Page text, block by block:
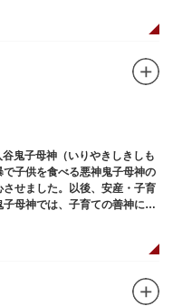
鬼子母神（いりやきしきしも
子供を食べる悪神鬼子母神の
せました。以後、安産・子育
母神では、子育ての善神にな
ています。